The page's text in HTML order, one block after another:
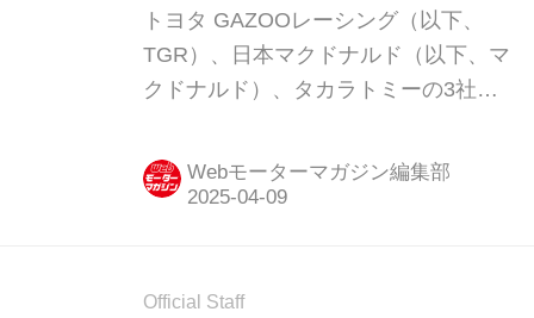
2025年も発進！
トヨタ GAZOOレーシング（以下、
TGR）、日本マクドナルド（以下、マ
クドナルド）、タカラトミーの3社
ピーセット「トミカ」の登場を記念し
たコラボレーション特別企画を実施す
下、TGR）、日本マクドナルド（以
Webモーターマガジン編集部
Official Staff